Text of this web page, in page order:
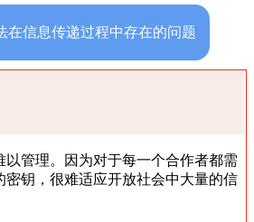
信息传递过程中存在的问题
以管理。因为对于每一个合作者都需
密钥，很难适应开放社会中大量的信